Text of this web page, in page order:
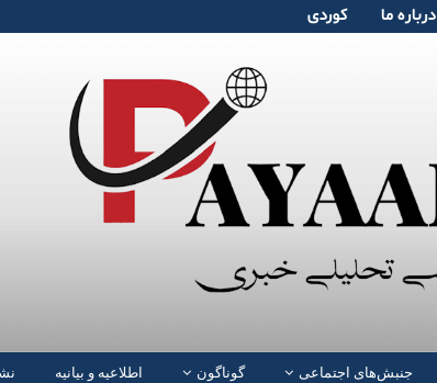
دربارە ما کوردی
جنبش‌های اجتماعی گوناگون اطلاعیه و بیانیه